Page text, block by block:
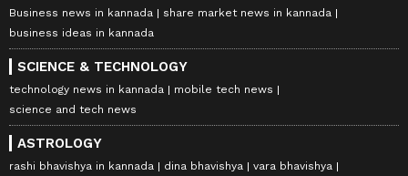
Business news in kannada
share market news in kannada
business ideas in kannada
SCIENCE & TECHNOLOGY
technology news in kannada
mobile tech news
science and tech news
ASTROLOGY
rashi bhavishya in kannada dina bhavishya
vara bhavishya